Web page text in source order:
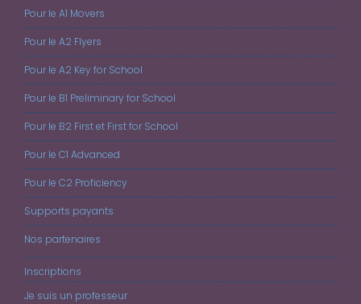
Pour le A1 Movers
Pour le A2 Flyers
Pour le A2 Key for School
Pour le B1 Preliminary for School
Pour le B2 First et First for School
Pour le C1 Advanced
Pour le C2 Proficiency
Supports payants
Nos partenaires
Inscriptions
Je suis un professeur